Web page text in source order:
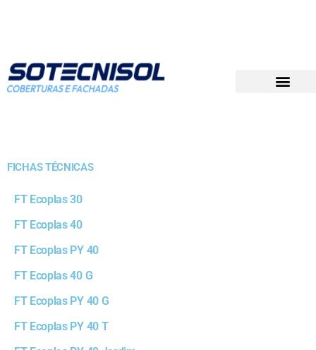
FICHAS TÉCNICAS
FT Ecoplas 30
FT Ecoplas 40
FT Ecoplas PY 40
FT Ecoplas 40 G
FT Ecoplas PY 40 G
FT Ecoplas PY 40 T